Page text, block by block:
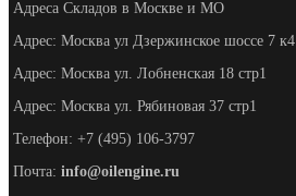
Адреса Складов в Москве и МО
Адрес: Москва ул Дзержинское шоссе 7 к4
Адрес: Москва ул. Лобненская 18 стр1
Адрес: Москва ул. Рябиновая 37 стр1
Телефон: +7 (495) 106-3797
Почта: info@oilengine.ru